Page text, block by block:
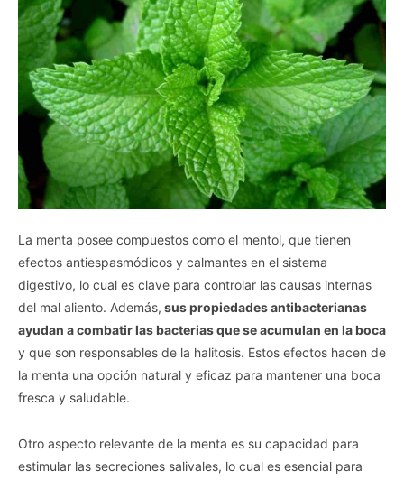
La menta posee compuestos como el mentol, que tienen
efectos antiespasmódicos y calmantes en el sistema
digestivo, lo cual es clave para controlar las causas internas
del mal aliento. Además, sus propiedades antibacterianas
ayudan a combatir las bacterias que se acumulan en la boca
y que son responsables de la halitosis. Estos efectos hacen de
la menta una opción natural y eficaz para mantener una boca
fresca y saludable.
Otro aspecto relevante de la menta es su capacidad para
estimular las secreciones salivales, lo cual es esencial para